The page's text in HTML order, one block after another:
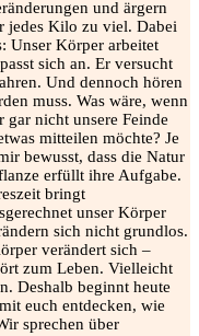
und ärgern
jedes Kilo zu viel. Dabei
Unser Körper arbeitet
sich an. Er versucht
Und dennoch hören
muss. Was wäre, wenn
nicht unsere Feinde
mitteilen möchte? Je
bewusst, dass die Natur
erfüllt ihre Aufgabe.
bringt
unser Körper
sich nicht grundlos.
verändert sich –
zum Leben. Vielleicht
Deshalb beginnt heute
euch entdecken, wie
sprechen über